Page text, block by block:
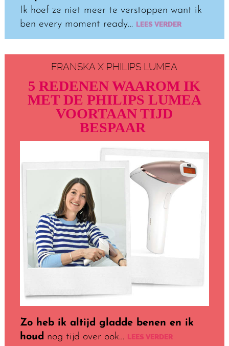
Ik hoef ze niet meer te verstoppen want ik
ben every moment ready… LEES VERDER
FRANSKA X PHILIPS LUMEA
5 REDENEN WAAROM IK
MET DE PHILIPS LUMEA
VOORTAAN TIJD
BESPAAR
Zo heb ik altijd gladde benen en ik
houd nog tijd over ook… LEES VERDER